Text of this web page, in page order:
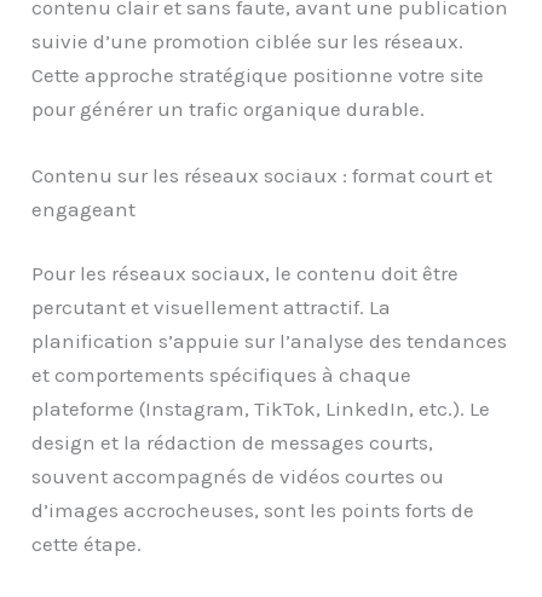
contenu clair et sans faute, avant une publication
suivie d’une promotion ciblée sur les réseaux.
Cette approche stratégique positionne votre site
pour générer un trafic organique durable.
Contenu sur les réseaux sociaux : format court et
engageant
Pour les réseaux sociaux, le contenu doit être
percutant et visuellement attractif. La
planification s’appuie sur l’analyse des tendances
et comportements spécifiques à chaque
plateforme (Instagram, TikTok, LinkedIn, etc.). Le
design et la rédaction de messages courts,
souvent accompagnés de vidéos courtes ou
d’images accrocheuses, sont les points forts de
cette étape.